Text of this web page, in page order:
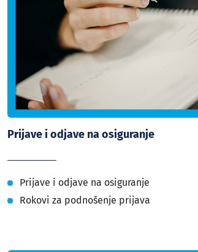
Prijave i odjave na osiguranje
Prijave i odjave na osiguranje
Rokovi za podnošenje prijava